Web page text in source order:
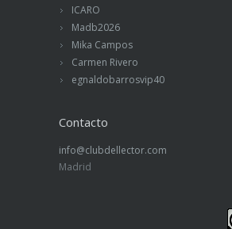
ICARO
Madb2026
Mika Campos
Carmen Rivero
egnaldobarrosvip40
Contacto
info@clubdellector.com
Madrid